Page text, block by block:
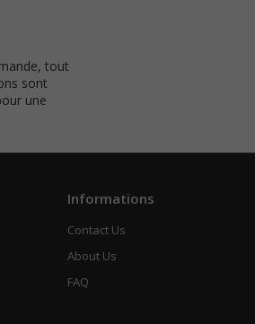
tout
sont
une
Informations
Contact Us
About Us
FAQ